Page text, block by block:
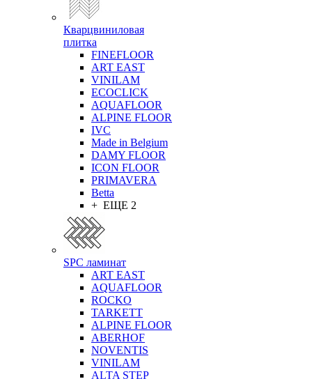
Кварцвиниловая
плитка
FINEFLOOR
ART EAST
VINILAM
ECOCLICK
AQUAFLOOR
ALPINE FLOOR
IVC
Made in Belgium
DAMY FLOOR
ICON FLOOR
PRIMAVERA
Betta
+ ЕЩЕ 2
SPC ламинат
ART EAST
AQUAFLOOR
ROCKO
TARKETT
ALPINE FLOOR
ABERHOF
NOVENTIS
VINILAM
ALTA STEP